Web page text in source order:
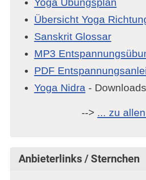
Übersicht Yoga
Sanskrit Glossar
MP3
PDF
Yoga Nidra- Downloads
--> ... zu
Anbieterlinks / Sternchen